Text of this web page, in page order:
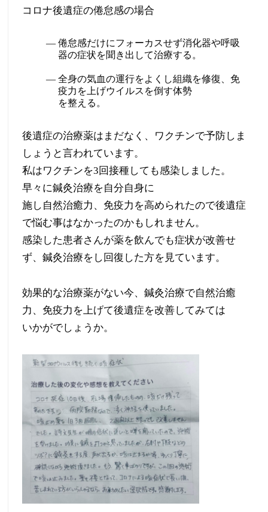
コロナ後遺症の倦怠感の場合
倦怠感だけにフォーカスせず消化器や呼吸
器の症状を聞き出して治療する。
全身の気血の運行をよくし組織を修復、免
疫力を上げウイルスを倒す体勢
を整える。
後遺症の治療薬はまだなく、ワクチンで予防しま
しょうと言われています。
私はワクチンを3回接種しても感染しました。
早々に鍼灸治療を自分自身に
施し自然治癒力、免疫力を高められたので後遺症
で悩む事はなかったのかもしれません。
感染した患者さんが薬を飲んでも症状が改善せ
ず、鍼灸治療をし回復した方を見ています。
効果的な治療薬がない今、鍼灸治療で自然治癒
力、免疫力を上げて後遺症を改善してみては
いかがでしょうか。